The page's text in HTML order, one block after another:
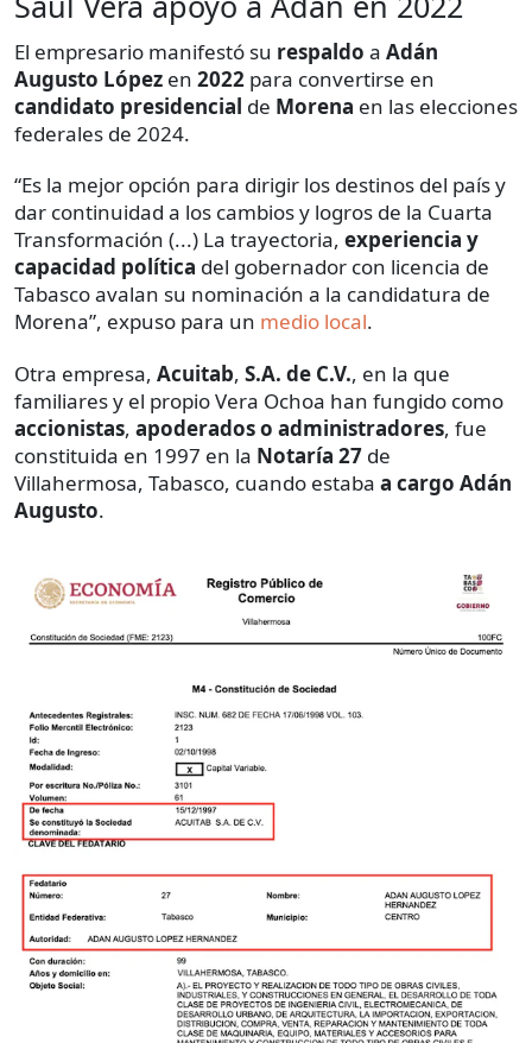
El empresario manifestó su respaldo a Adán
Augusto López en 2022 para convertirse en
candidato presidencial de Morena en las elecciones
federales de 2024.
“Es la mejor opción para dirigir los destinos del país y
dar continuidad a los cambios y logros de la Cuarta
Transformación (...) La trayectoria, experiencia y
capacidad política del gobernador con licencia de
Tabasco avalan su nominación a la candidatura de
Morena”, expuso para un medio local.
Otra empresa, Acuitab, S.A. de C.V., en la que
familiares y el propio Vera Ochoa han fungido como
accionistas, apoderados o administradores, fue
constituida en 1997 en la Notaría 27 de
Villahermosa, Tabasco, cuando estaba a cargo Adán
Augusto.